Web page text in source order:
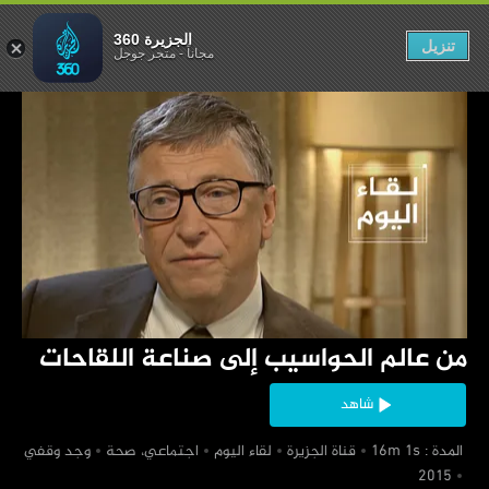
‏من عالم الحواسيب إلى صناعة اللقاحات
شاهد
‏ المدة : 16m 1s
‏قناة الجزيرة ‏لقاء اليوم ‏اجتماعي، صحة
‏وجد وقفي
اللقاحات
الجزيرة 360
مجاناً-متجر جوجل تنزيل